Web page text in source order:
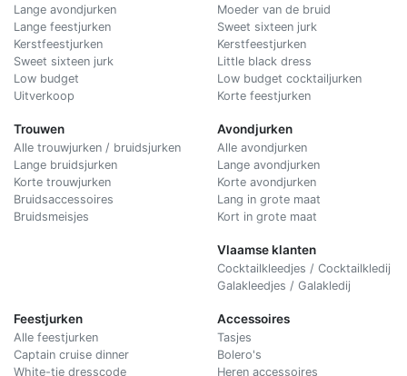
Lange avondjurken
Lange feestjurken
Kerstfeestjurken
Sweet sixteen jurk
Low budget
Uitverkoop
Trouwen
Alle trouwjurken / bruidsjurken
Lange bruidsjurken
Korte trouwjurken
Bruidsaccessoires
Bruidsmeisjes
Moeder van de bruid
Sweet sixteen jurk
Kerstfeestjurken
Little black dress
Low budget cocktailjurken
Korte feestjurken
Avondjurken
Alle avondjurken
Lange avondjurken
Korte avondjurken
Lang in grote maat
Kort in grote maat
Vlaamse klanten
Cocktailkleedjes / Cocktailkledij
Galakleedjes / Galakledij
Feestjurken
Alle feestjurken
Captain cruise dinner
White-tie dresscode
Accessoires
Tasjes
Bolero's
Heren accessoires